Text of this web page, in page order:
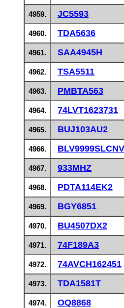
4959. JC5593
4960. TDA5636
4961. SAA4945H
4962. TSA5511
4963. PMBTA563
4964. 74LVT1623731
4965. BUJ103AU2
4966.
4967. 933MHZ
4968. PDTA114EK2
4969. BGY6851
4970. BU4507DX2
4971. 74F189A3
4972. 74AVCH162451
4973. TDA1581T
4974. OQ8868